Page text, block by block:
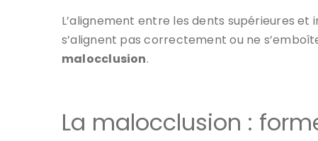
L’alignement entre les dents supérieures
s’alignent pas correctement ou ne
malocclusion.
La malocclusion :